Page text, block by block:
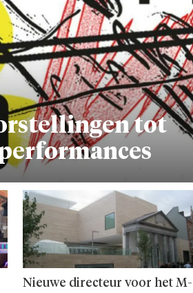
tot
Nieuwe directeur voor het M-